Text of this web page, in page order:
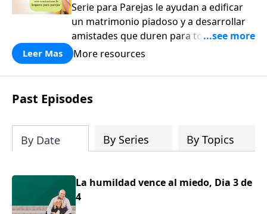
Serie para Parejas le ayudan a edificar
un matrimonio piadoso y a desarrollar
amistades que duren para toda la vida.
¡Únase a uno de los estudios de grupos
a casa los principios de la Palabra de
Dios para compartirlos con su familia,
su iglesia y su comunidad!
Leer Mas More resources
Past Episodes
By Date By Series By Topics
La humildad vence al miedo, Dia 3 de
4